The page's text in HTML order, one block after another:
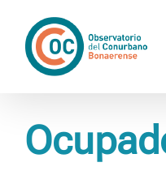
contenido